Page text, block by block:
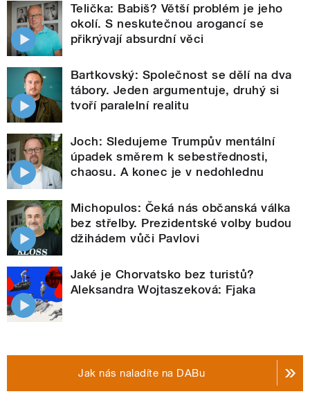
Telička: Babiš? Větší problém je jeho
okolí. S neskutečnou arogancí se
přikrývají absurdní věci
Bartkovský: Společnost se dělí na dva
tábory. Jeden argumentuje, druhý si
tvoří paralelní realitu
Joch: Sledujeme Trumpův mentální
úpadek směrem k sebestřednosti,
chaosu. A konec je v nedohlednu
Michopulos: Čeká nás občanská válka
bez střelby. Prezidentské volby budou
džihádem vůči Pavlovi
Jaké je Chorvatsko bez turistů?
Aleksandra Wojtaszeková: Fjaka
Jak nás naladíte na DABu